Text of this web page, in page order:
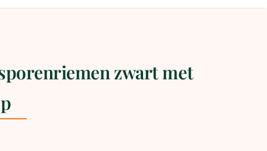
zwart met